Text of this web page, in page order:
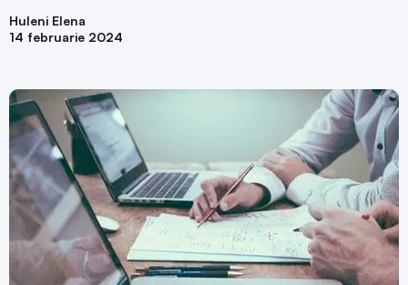
Huleni Elena
14 februarie 2024